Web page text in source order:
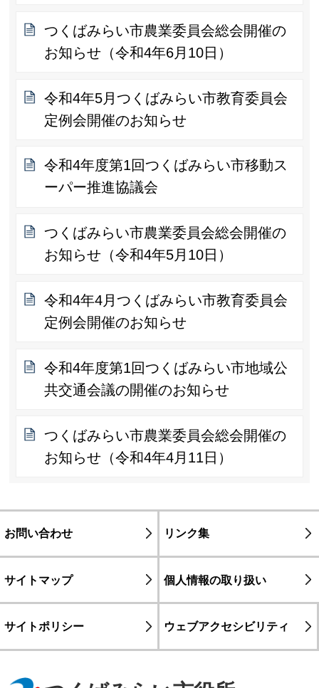
つくばみらい市農業委員会総会開催の
お知らせ（令和4年6月10日）
令和4年5月つくばみらい市教育委員会
定例会開催のお知らせ
令和4年度第1回つくばみらい市移動ス
ーパー推進協議会
つくばみらい市農業委員会総会開催の
お知らせ（令和4年5月10日）
令和4年4月つくばみらい市教育委員会
定例会開催のお知らせ
令和4年度第1回つくばみらい市地域公
共交通会議の開催のお知らせ
つくばみらい市農業委員会総会開催の
お知らせ（令和4年4月11日）
お問い合わせ リンク集
サイトマップ 個人情報の取り扱い
サイトポリシー ウェブアクセシビリティ